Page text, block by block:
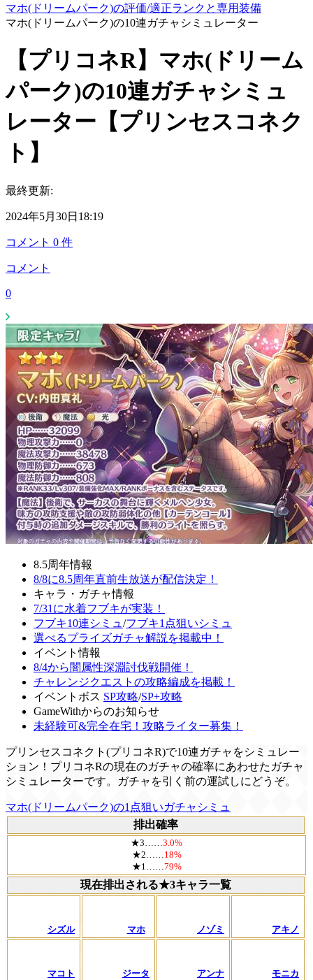
マホ(ドリームパーク)の評価/適正ランクと専用装備
マホ(ドリームパーク)の10連ガチャシミュレーター
【プリコネR】マホ(ドリーム
パーク)の10連ガチャシミュ
レーター【プリンセスコネク
ト】
最終更新:
2024年5月30日18:19
コメント 0 件
コメント
0
8.5周年情報
8/8に8.5周年直前生放送が配信決定！
キャラ・ガチャ情報
7/31に水着フブキが実装！
フブキ10連シミュ /フブキ1点狙いシミュ
選べるプライズガチャ解説を掲載中！
イベント情報
8/4から闇属性深淵討伐戦開催！
チャレンジクエストの攻略編成を掲載！
イベントボス SP攻略/SP+攻略
GameWithからのお知らせ
未経験可&完全在宅！攻略ライター募集！
プリンセスコネクト(プリコネR)で10連ガチャをシミュレー
ション！プリコネRの現在のガチャの確率にあわせたガチャ
シミュレーターです。ガチャを引く前の運試しにどうぞ。
マホ(ドリームパーク)の1点狙いガチャシミュ
排出確率
★3……3.0%
★2……18%
★1……79%
現在排出される★3キャラ一覧
シズル マホ ノゾミ アキノ
マコト ジータ アンナ モニカ